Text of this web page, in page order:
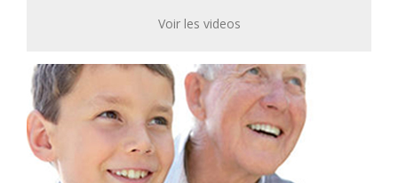
Voir les videos